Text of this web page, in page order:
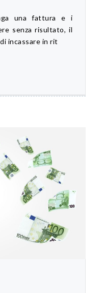
una fattura e i
senza risultato, il
incassare in rit